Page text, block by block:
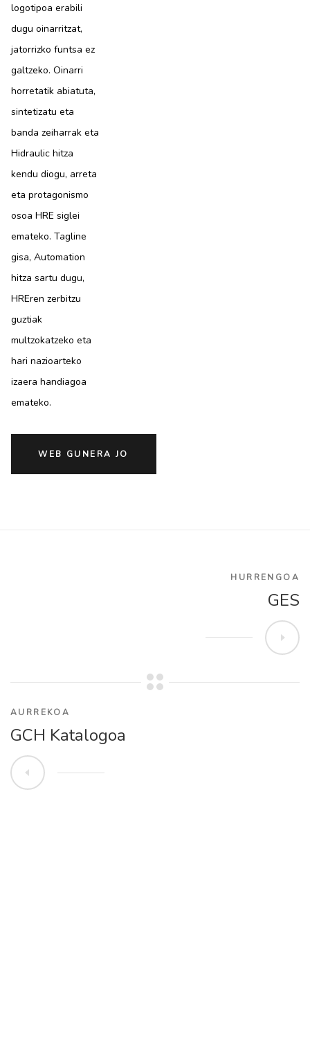
logotipoa erabili
dugu oinarritzat,
jatorrizko funtsa ez
galtzeko. Oinarri
horretatik abiatuta,
sintetizatu eta
banda zeiharrak eta
Hidraulic hitza
kendu diogu, arreta
eta protagonismo
osoa HRE siglei
emateko. Tagline
gisa, Automation
hitza sartu dugu,
HREren zerbitzu
guztiak
multzokatzeko eta
hari nazioarteko
izaera handiagoa
emateko.
WEB GUNERA JO
HURRENGOA
GES
AURREKOA
GCH Katalogoa